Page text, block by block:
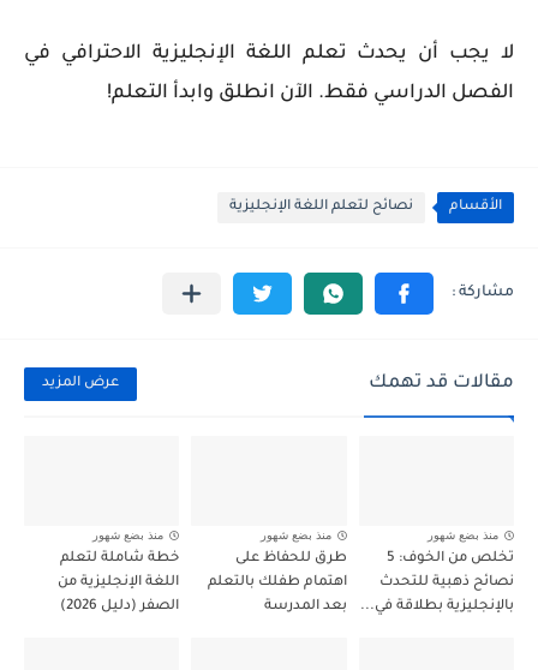
لا يجب أن يحدث تعلم اللغة الإنجليزية الاحترافي في
الفصل الدراسي فقط. الآن انطلق وابدأ التعلم!
الأقسام نصائح لتعلم اللغة الإنجليزية
مقالات قد تهمك عرض المزيد
منذ بضع شهور
تخلص من الخوف: 5
نصائح ذهبية للتحدث
بالإنجليزية بطلاقة في...
منذ بضع شهور
طرق للحفاظ على
اهتمام طفلك بالتعلم
بعد المدرسة
منذ بضع شهور
خطة شاملة لتعلم
اللغة الإنجليزية من
الصفر (دليل 2026)